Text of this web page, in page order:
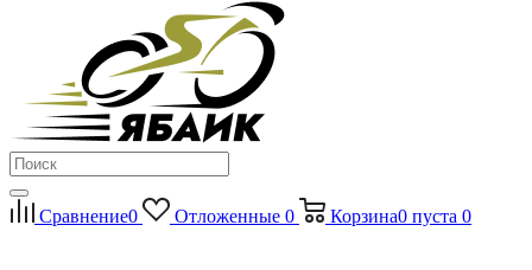
Сравнение0 Отложенные 0 Корзина0 пуста 0